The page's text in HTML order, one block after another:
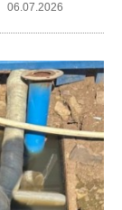
06.07.2026